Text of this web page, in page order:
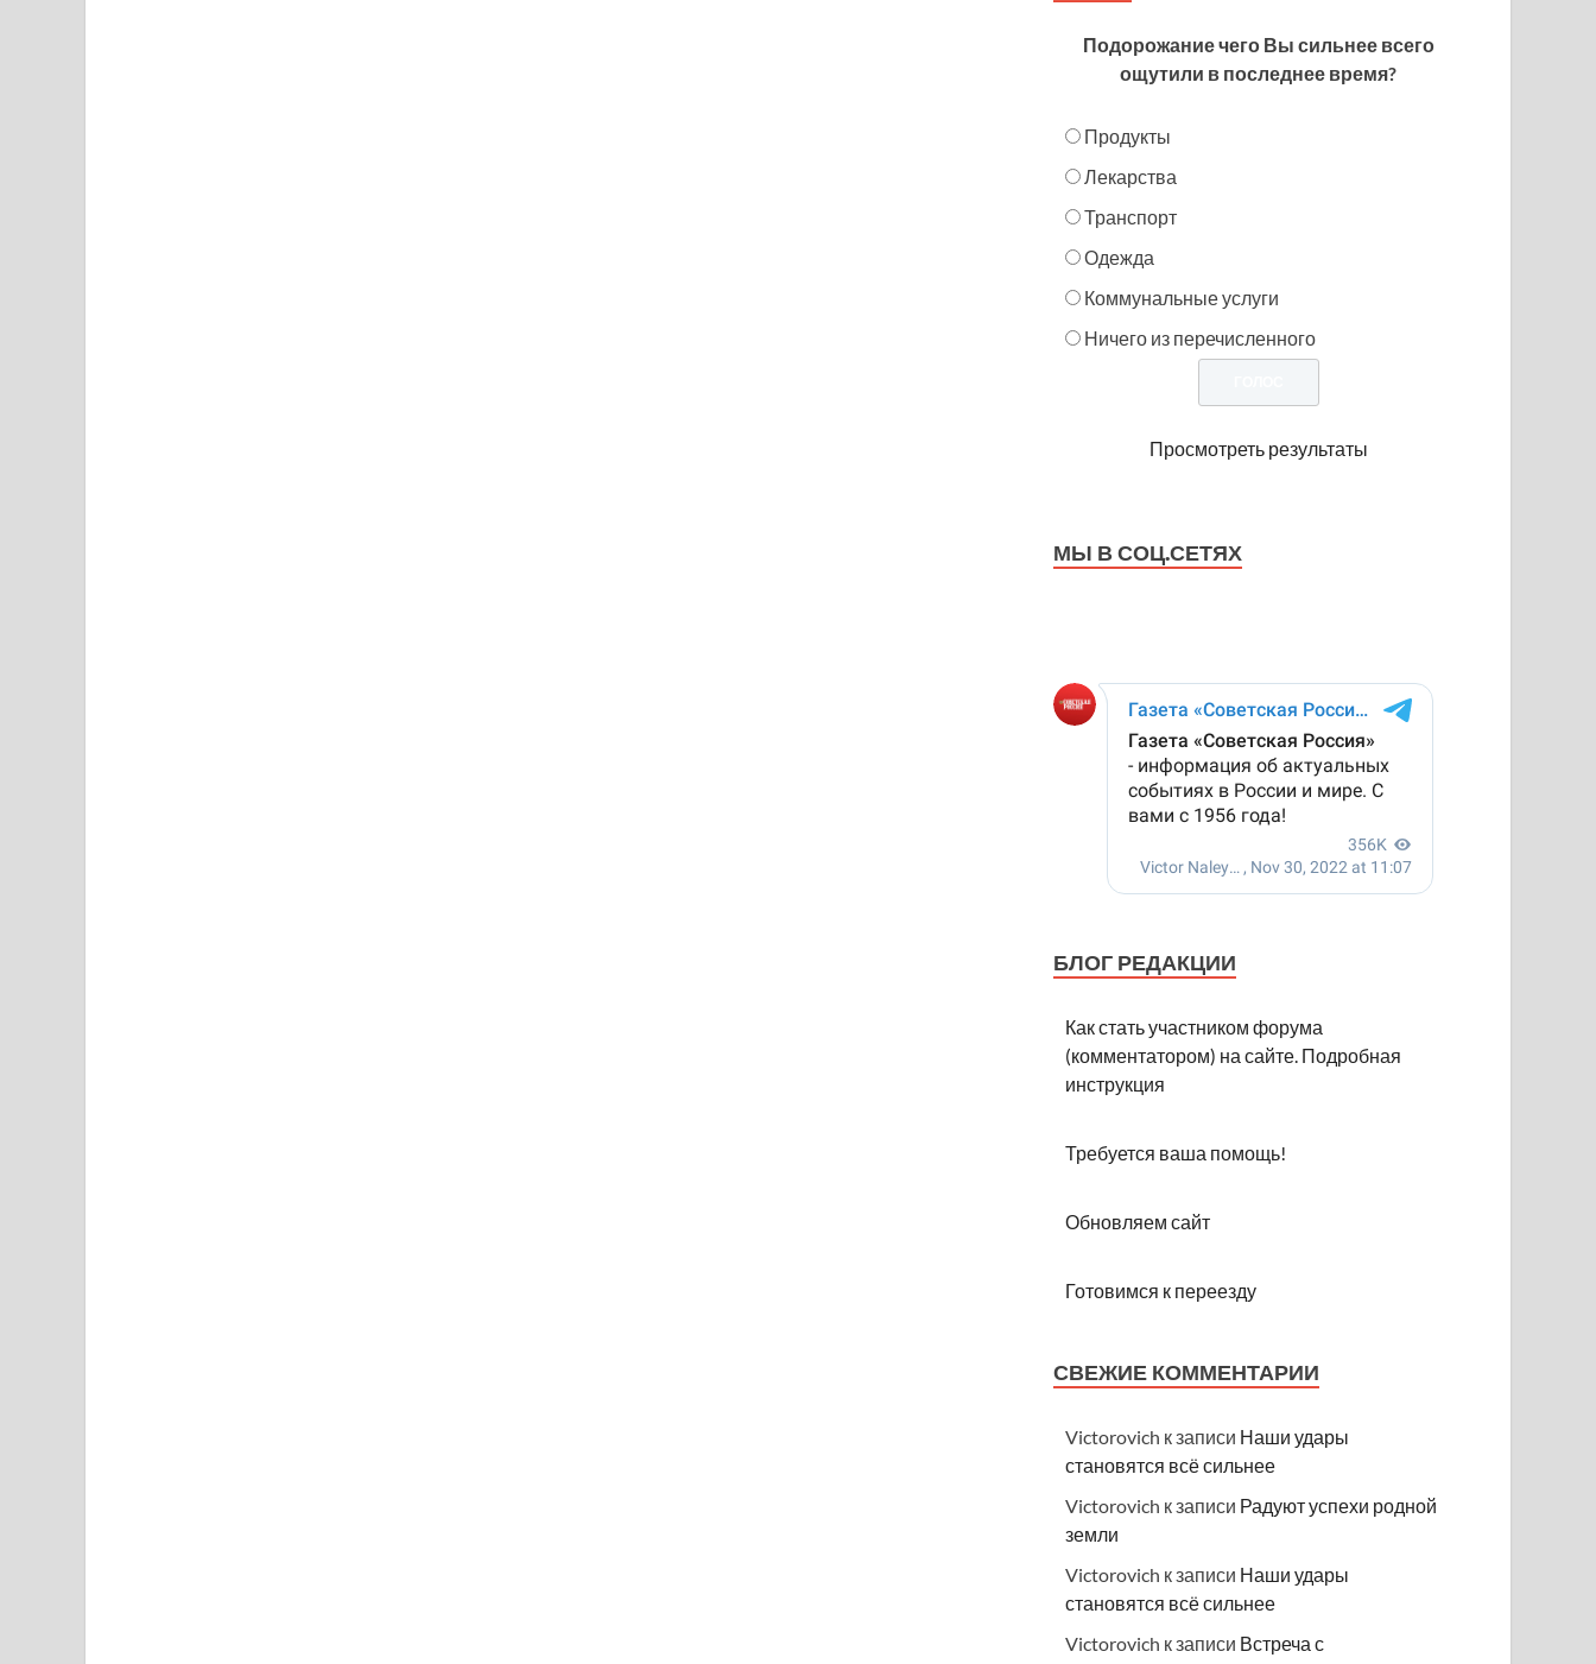
Подорожание чего Вы сильнее всего
ощутили в последнее время?
Продукты
Лекарства
Транспорт
Одежда
Коммунальные услуги
Ничего из перечисленного
Просмотреть результаты
МЫ В СОЦ.СЕТЯХ
БЛОГ РЕДАКЦИИ
Как стать участником форума
(комментатором) на сайте. Подробная
инструкция
Требуется ваша помощь!
Обновляем сайт
Готовимся к переезду
СВЕЖИЕ КОММЕНТАРИИ
Victorovich к записи Наши удары
становятся всё сильнее
Victorovich к записи Радуют успехи родной
земли
Victorovich к записи Наши удары
становятся всё сильнее
Victorovich к записи Встреча с